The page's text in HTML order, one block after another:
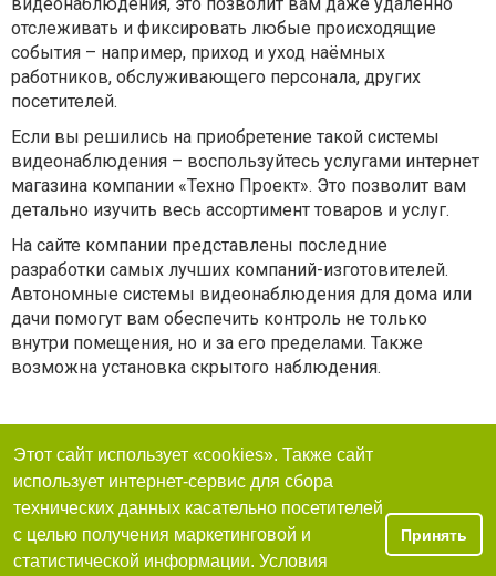
отслеживать и фиксировать любые происходящие
события – например, приход и уход наёмных
работников, обслуживающего персонала, других
посетителей.
Если вы решились на приобретение такой системы
видеонаблюдения – воспользуйтесь услугами интернет
магазина компании «Техно Проект». Это позволит вам
детально изучить весь ассортимент товаров и услуг.
На сайте компании представлены последние
разработки самых лучших компаний-изготовителей.
Автономные системы видеонаблюдения для дома или
дачи помогут вам обеспечить контроль не только
внутри помещения, но и за его пределами. Также
возможна установка скрытого наблюдения.
Этот сайт использует «cookies». Также сайт
использует интернет-сервис для сбора
технических данных касательно посетителей
с целью получения маркетинговой и
статистической информации. Условия
Принять